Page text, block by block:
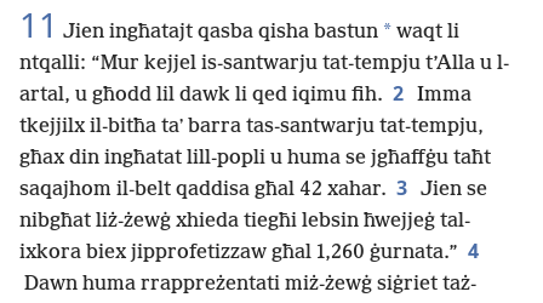
11 Jien ingħatajt qasba qisha bastun * waqt li
ntqalli: “Mur kejjel is-santwarju tat-tempju t’Alla u l-
artal, u għodd lil dawk li qed iqimu fih. 2 Imma
tkejjilx il-bitħa taʼ barra tas-santwarju tat-tempju,
għax din ingħatat lill-popli u huma se jgħaffġu taħt
saqajhom il-belt qaddisa għal 42 xahar. 3 Jien se
nibgħat liż-żewġ xhieda tiegħi lebsin ħwejjeġ tal-
ixkora biex jipprofetizzaw għal 1,260 ġurnata.” 4
Dawn huma rrappreżentati miż-żewġ siġriet taż-